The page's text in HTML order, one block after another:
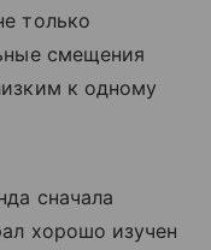
только
смещения
к одному
сначала
хорошо изучен